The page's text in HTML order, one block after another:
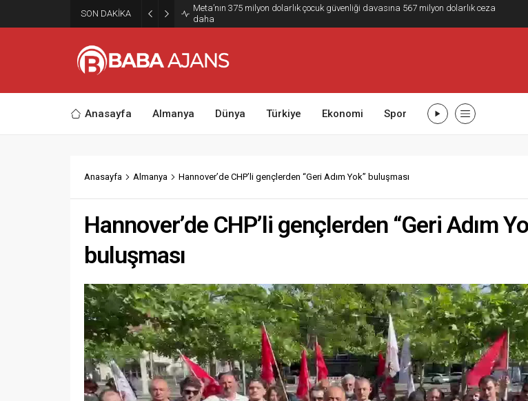
SON DAKİKA
Meta’nın 375 milyon dolarlık çocuk güvenliği davasına 567 milyon dolarlık ceza
daha
Anasayfa Almanya Dünya Türkiye Ekonomi Spor
Anasayfa Almanya Hannover’de CHP’li gençlerden “Geri Adım Yok” buluşması
Hannover’de CHP’li gençlerden “Geri Adım
buluşması